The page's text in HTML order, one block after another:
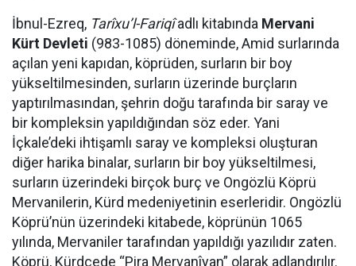
İbnul-Ezreq, Tarîxu’l-Fariqîadlı kitabında Mervani
Kürt Devleti (983-1085) döneminde, Amid surlarında
açılan yeni kapıdan, köprüden, surların bir boy
yükseltilmesinden, surların üzerinde burçların
yaptırılmasından, şehrin doğu tarafında bir saray ve
bir kompleksin yapıldığından söz eder. Yani
İçkale’deki ihtişamlı saray ve kompleksi oluşturan
diğer harika binalar, surların bir boy yükseltilmesi,
surların üzerindeki birçok burç ve Ongözlü Köprü
Mervanilerin, Kürd medeniyetinin eserleridir. Ongözlü
Köprü’nün üzerindeki kitabede, köprünün 1065
yılında, Mervaniler tarafından yapıldığı yazılıdır zaten.
Köprü, Kürdçede “Pira Mervanîyan” olarak adlandırılır.